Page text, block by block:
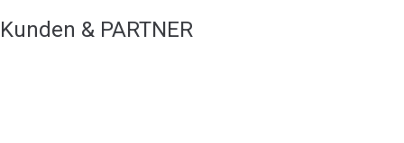
Kunden & PARTNER